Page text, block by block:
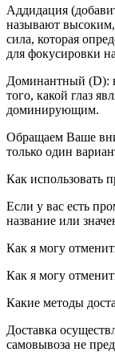
Аддидация
называют
сила, которая
для фокусировки
Доминантный (D):
того, какой глаз
доминирующим.
Обращаем Ваше
только один
Как использовать
Если у вас есть
название или
Как я могу
Как я могу
Какие методы
Доставка
самовывоза не